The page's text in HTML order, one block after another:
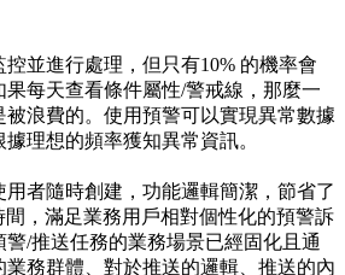
並進行處理，但只有10% 的機率會
每天查看條件屬性/警戒線，那麼一
被浪費的。使用預警可以實現異常數據
理想的頻率獲知異常資訊。
者隨時創建，功能邏輯簡潔，節省了
，滿足業務用戶相對個性化的預警訴
/推送任務的業務場景已經固化且通
業務群體、對於推送的邏輯、推送的內